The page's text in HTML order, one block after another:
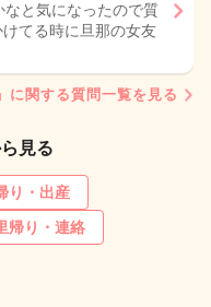
なと気になったので質
てる時に旦那の女友
に関する質問一覧を見る
見る
り・出産
帰り・連絡